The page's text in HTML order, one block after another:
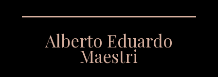
Alberto Eduardo
Maestri